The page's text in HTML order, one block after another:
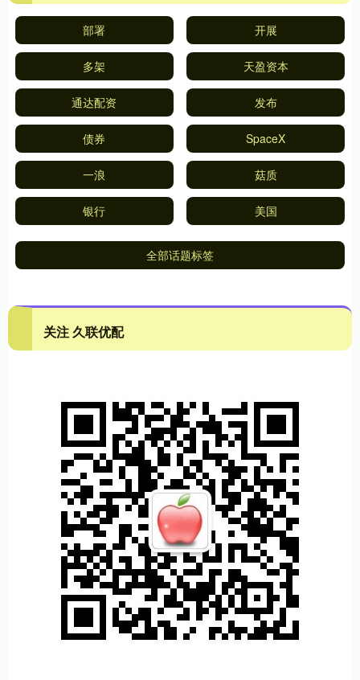
部署 开展
多架 天盈资本
通达配资 发布
债券 SpaceX
一浪 菇质
银行 美国
全部话题标签
关注 久联优配